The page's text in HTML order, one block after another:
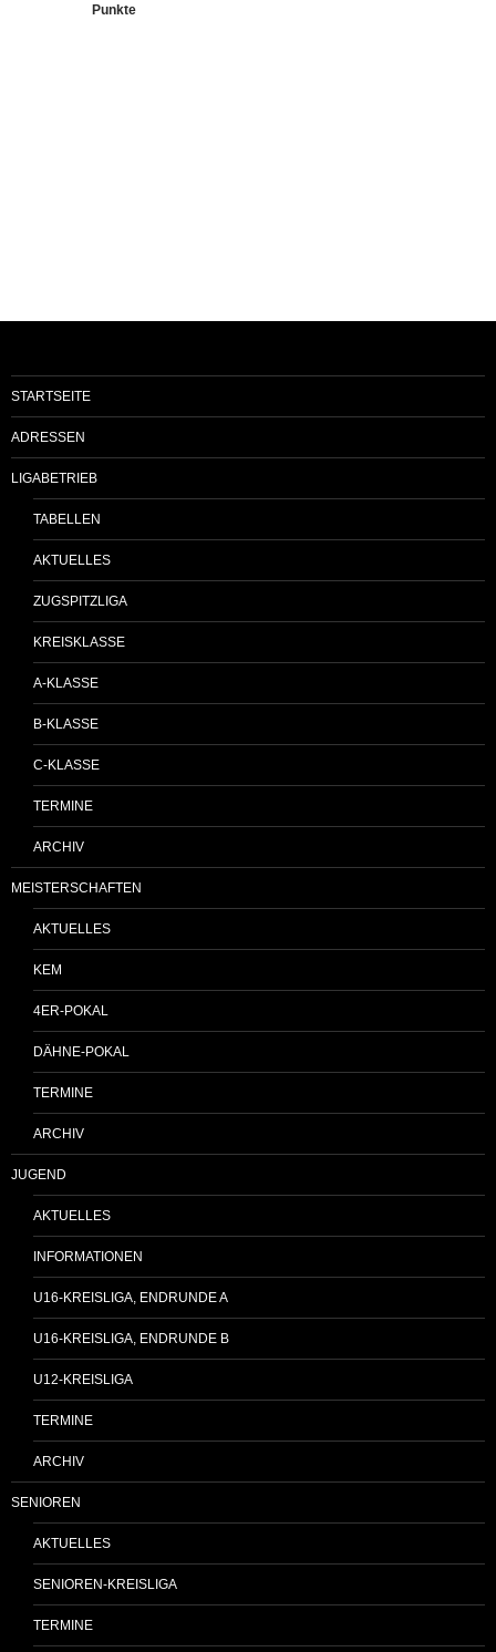
Punkte
STARTSEITE
ADRESSEN
LIGABETRIEB
TABELLEN
AKTUELLES
ZUGSPITZLIGA
KREISKLASSE
A-KLASSE
B-KLASSE
C-KLASSE
TERMINE
ARCHIV
MEISTERSCHAFTEN
AKTUELLES
KEM
4ER-POKAL
DÄHNE-POKAL
TERMINE
ARCHIV
JUGEND
AKTUELLES
INFORMATIONEN
U16-KREISLIGA, ENDRUNDE A
U16-KREISLIGA, ENDRUNDE B
U12-KREISLIGA
TERMINE
ARCHIV
SENIOREN
AKTUELLES
SENIOREN-KREISLIGA
TERMINE